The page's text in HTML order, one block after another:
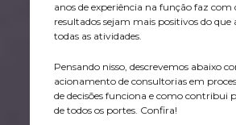
anos de experiência na função faz com
resultados sejam mais positivos do
todas as atividades.
Pensando nisso, descrevemos abaixo
acionamento de consultorias em
de decisões funciona e como contribui
de todos os portes. Confira!